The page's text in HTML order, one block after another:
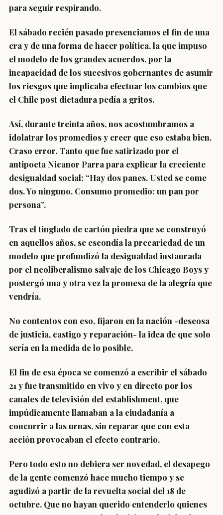
para seguir respirando.
El sábado recién pasado presenciamos el fin de una
era y de una forma de hacer política, la que impuso
el modelo de los grandes acuerdos, por la
incapacidad de los sucesivos gobernantes de asumir
los riesgos que implicaba efectuar los cambios que
el Chile post dictadura pedía a gritos.
Así, durante treinta años, nos acostumbramos a
idolatrar los promedios y creer que eso estaba bien.
Craso error. Tanto que fue satirizado por el
antipoeta Nicanor Parra para explicar la creciente
desigualdad social: “Hay dos panes. Usted se come
dos. Yo ninguno. Consumo promedio: un pan por
persona”.
Tras el tinglado de cartón piedra que se construyó
en aquellos años, se escondía la precariedad de un
modelo que profundizó la desigualdad instaurada
por el neoliberalismo salvaje de los Chicago Boys y
postergó una y otra vez la promesa de la alegría que
vendría.
No contentos con eso, fijaron en la nación -deseosa
de justicia, castigo y reparación- la idea de que solo
sería en la medida de lo posible.
El fin de esa época se comenzó a escribir el sábado
21 y fue transmitido en vivo y en directo por los
canales de televisión del establishment, que
impúdicamente llamaban a la ciudadanía a
concurrir a las urnas, sin reparar que con esta
acción provocaban el efecto contrario.
Pero todo esto no debiera ser novedad, el desapego
de la gente comenzó hace mucho tiempo y se
agudizó a partir de la revuelta social del 18 de
octubre. Que no hayan querido entenderlo quienes